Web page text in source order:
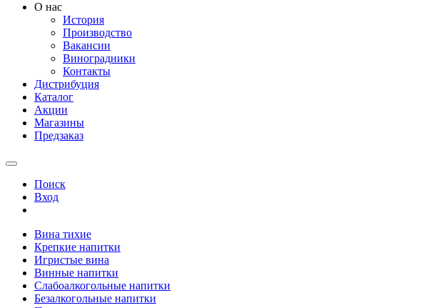
О нас
История
Производство
Вакансии
Виноградники
Контакты
Дистрибуция
Каталог
Акции
Магазины
Предзаказ
Поиск
Вход
Вина тихие
Крепкие напитки
Игристые вина
Винные напитки
Слабоалкогольные напитки
Безалкогольные напитки